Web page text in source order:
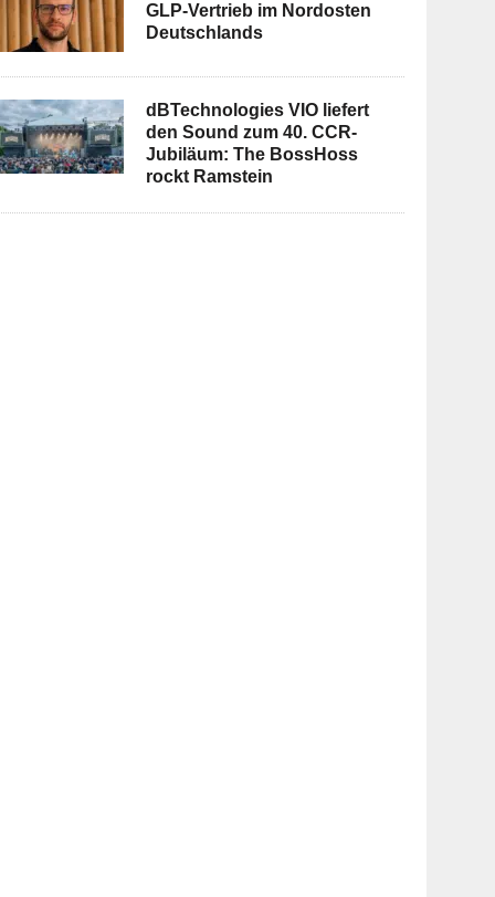
GLP-Vertrieb im Nordosten
Deutschlands
dBTechnologies VIO liefert
den Sound zum 40. CCR-
Jubiläum: The BossHoss
rockt Ramstein